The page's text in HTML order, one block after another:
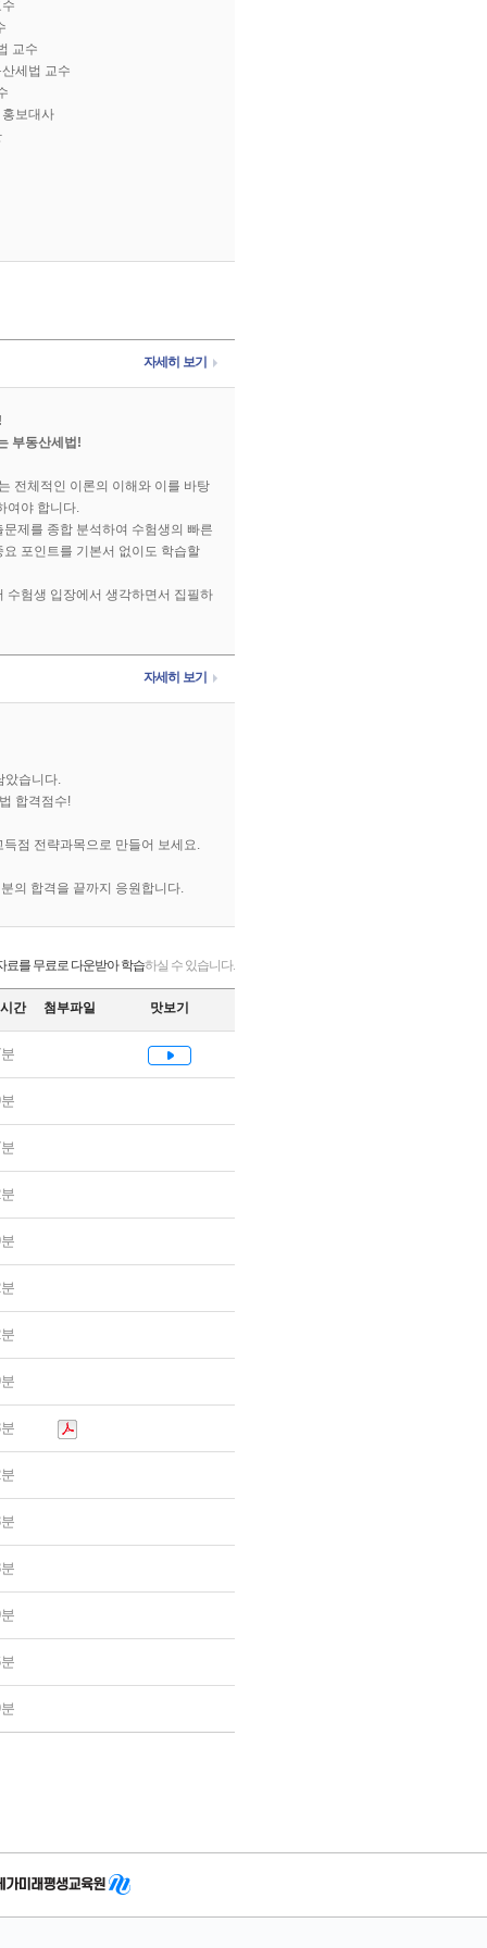
교수
세법 교수
보대사
자세히 보기
부동산세법!
전체적인 이론의 이해와 이를 바탕
여야 합니다.
제를 종합 분석하여 수험생의 빠른
포인트를 기본서 없이도 학습할
수험생 입장에서 생각하면서 집필하
자세히 보기
았습니다.
합격점수!
점 전략과목으로 만들어 보세요.
의 합격을 끝까지 응원합니다.
료를 무료로 다운받아 학습하실 수 있습니다.
간 첨부파일 맛보기